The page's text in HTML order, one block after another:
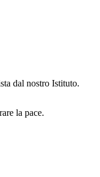
dal nostro Istituto.
la pace.